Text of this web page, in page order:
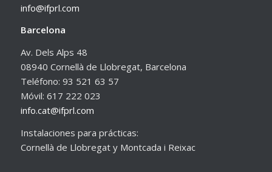
info@ifprl.com
Barcelona
Av. Dels Alps 48
08940 Cornellà de Llobregat, Barcelona
Teléfono: 93 521 63 57
Móvil: 617 222 023
info.cat@ifprl.com
Instalaciones para prácticas:
Cornellà de Llobregat y Montcada i Reixac